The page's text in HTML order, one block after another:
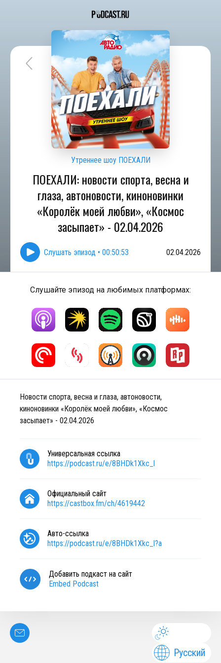
Утреннее шоу ПОЕХАЛИ
ПОЕХАЛИ: новости спорта, весна и
глаза, автоновости, киноновинки
«Королёк моей любви», «Космос
засыпает» - 02.04.2026
Слушать эпизод • 00:50:53 02.04.2026
Слушайте эпизод на любимых платформах:
Новости спорта, весна и глаза, автоновости,
киноновинки «Королёк моей любви», «Космос
засыпает» - 02.04.2026
Универсальная ссылка
https://podcast.ru/e/8BHDk1Xkc_l
Официальный сайт
https://castbox.fm/ch/4619442
Авто-ссылка
https://podcast.ru/e/8BHDk1Xkc_l?a
Добавить подкаст на сайт
Embed Podcast
Русский